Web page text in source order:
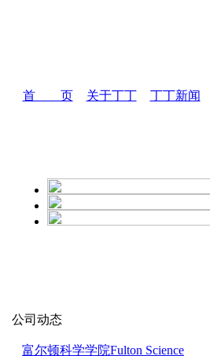
首 页 关于丁丁 丁丁新闻
公司动态
富尔顿科学学院Fulton Science